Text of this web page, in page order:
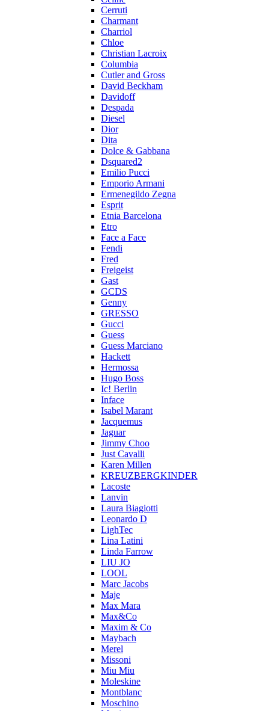
Cerruti
Charmant
Charriol
Chloe
Christian Lacroix
Columbia
Cutler and Gross
David Beckham
Davidoff
Despada
Diesel
Dior
Dita
Dolce & Gabbana
Dsquared2
Emilio Pucci
Emporio Armani
Ermenegildo Zegna
Esprit
Etnia Barcelona
Etro
Face a Face
Fendi
Fred
Freigeist
Gast
GCDS
Genny
GRESSO
Gucci
Guess
Guess Marciano
Hackett
Hermossa
Hugo Boss
Ic! Berlin
Inface
Isabel Marant
Jacquemus
Jaguar
Jimmy Choo
Just Cavalli
Karen Millen
KREUZBERGKINDER
Lacoste
Lanvin
Laura Biagiotti
Leonardo D
LighTec
Lina Latini
Linda Farrow
LIU JO
LOOL
Marc Jacobs
Maje
Max Mara
Max&Co
Maxim & Co
Maybach
Merel
Missoni
Miu Miu
Moleskine
Montblanc
Moschino